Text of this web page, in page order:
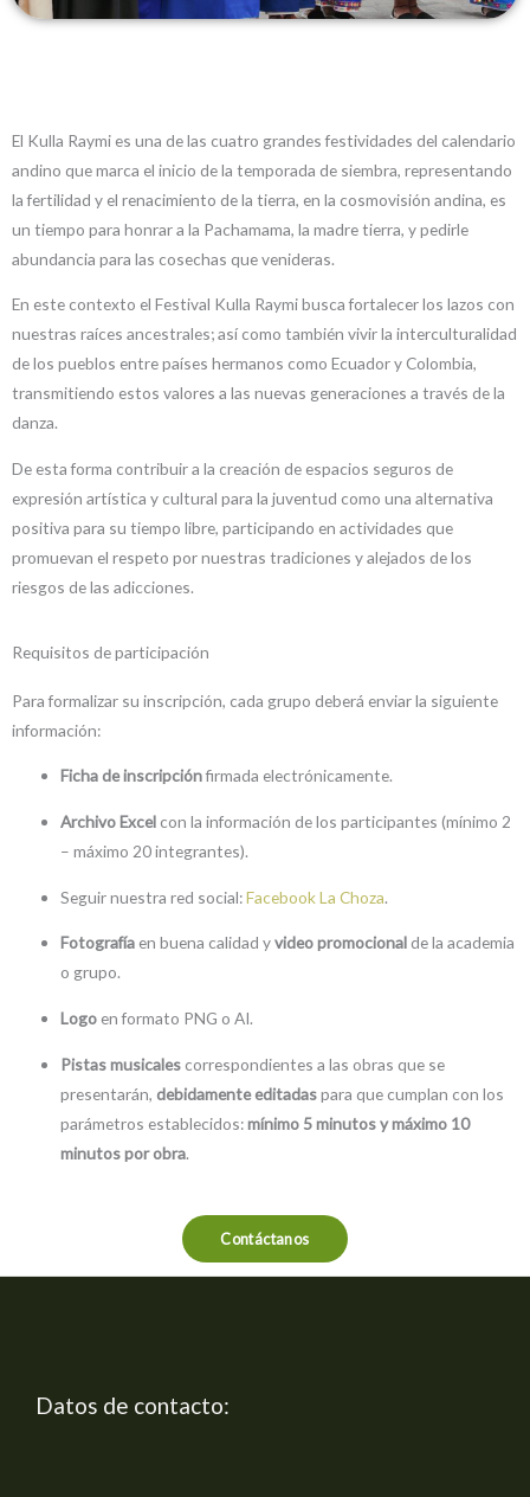
El Kulla Raymi es una de las cuatro grandes festividades del calendario
andino que marca el inicio de la temporada de siembra, representando
la fertilidad y el renacimiento de la tierra, en la cosmovisión andina, es
un tiempo para honrar a la Pachamama, la madre tierra, y pedirle
abundancia para las cosechas que venideras.
En este contexto el Festival Kulla Raymi busca fortalecer los lazos con
nuestras raíces ancestrales; así como también vivir la interculturalidad
de los pueblos entre países hermanos como Ecuador y Colombia,
transmitiendo estos valores a las nuevas generaciones a través de la
danza.
De esta forma contribuir a la creación de espacios seguros de
expresión artística y cultural para la juventud como una alternativa
positiva para su tiempo libre, participando en actividades que
promuevan el respeto por nuestras tradiciones y alejados de los
riesgos de las adicciones.
Requisitos de participación
Para formalizar su inscripción, cada grupo deberá enviar la siguiente
información:
Ficha de inscripciónfirmada electrónicamente.
Archivo Excel con la información de los participantes (mínimo 2
– máximo 20 integrantes).
Seguir nuestra red social:Facebook La Choza.
Fotografía en buena calidad yvideo promocional de la academia
o grupo.
Logo en formato PNG o AI.
Pistas musicales correspondientes a las obras que se
presentarán, debidamente editadaspara que cumplan con los
parámetros establecidos:mínimo 5 minutos y máximo 10
minutos por obra.
Contáctanos
Datos de contacto: